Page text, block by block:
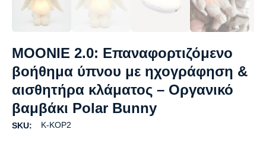
MOONIE 2.0: Επαναφορτιζόμενο
βοήθημα ύπνου με ηχογράφηση &
αισθητήρα κλάματος – Οργανικό
βαμβάκι Polar Bunny
SKU: K-KOP2